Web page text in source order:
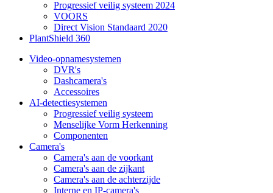
Progressief veilig systeem 2024
VOORS
Direct Vision Standaard 2020
PlantShield 360
Video-opnamesystemen
DVR's
Dashcamera's
Accessoires
AI-detectiesystemen
Progressief veilig systeem
Menselijke Vorm Herkenning
Componenten
Camera's
Camera's aan de voorkant
Camera's aan de zijkant
Camera's aan de achterzijde
Interne en IP-camera's